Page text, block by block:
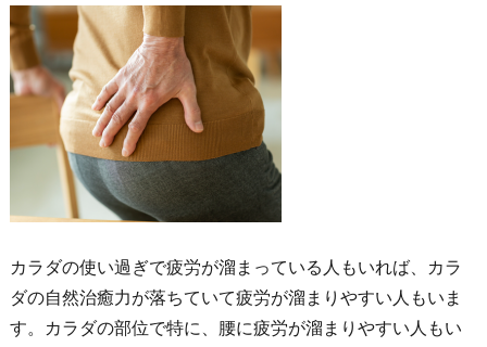
カラダの使い過ぎで疲労が溜まっている人もいれば、カラ
ダの自然治癒力が落ちていて疲労が溜まりやすい人もいま
す。カラダの部位で特に、腰に疲労が溜まりやすい人もい